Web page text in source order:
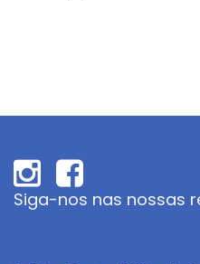
Siga-nos nas nossas